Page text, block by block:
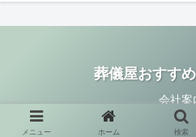
葬儀屋おすす
会社案
© 2020 葬儀屋おす
メニュー ホーム 検索